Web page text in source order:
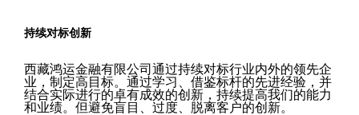
持续对标创新
西藏鸿运金融有限公司通过持续对标行业内外的领先企
业，制定高目标。通过学习、借鉴标杆的先进经验，并
结合实际进行的卓有成效的创新，持续提高我们的能力
和业绩。但避免盲目、过度、脱离客户的创新。